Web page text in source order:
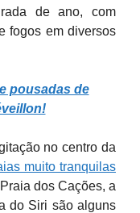
de ano, com
fogos em diversos
pousadas de
no centro da
muito tranquilas
Praia dos Cações, a
do Siri são alguns